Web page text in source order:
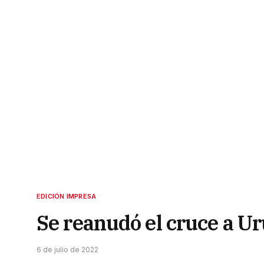
EDICIÓN IMPRESA
Se reanudó el cruce a
6 de julio de 2022